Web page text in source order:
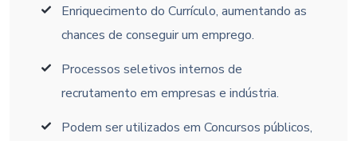
Enriquecimento do Currículo, aumentando as
chances de conseguir um emprego.
Processos seletivos internos de
recrutamento em empresas e indústria.
Podem ser utilizados em Concursos públicos,